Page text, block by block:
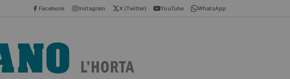
Facebook Instagram X (Twitter) YouTube WhatsApp